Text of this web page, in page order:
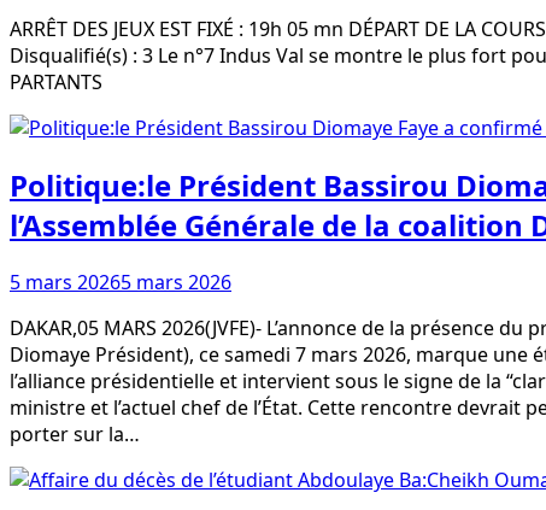
ARRÊT DES JEUX EST FIXÉ : 19h 05 mn DÉPART DE LA
Disqualifié(s) : 3 Le n°7 Indus Val se montre le plus fort
PARTANTS
Politique:le Président Bassirou
l’Assemblée Générale de la coalition
5 mars 20265 mars 2026
DAKAR,05 MARS 2026(JVFE)- L’annonce de la présence
Diomaye Président), ce samedi 7 mars 2026, marque
l’alliance présidentielle et intervient sous le signe de la
ministre et l’actuel chef de l’État. Cette rencontre
porter sur la…